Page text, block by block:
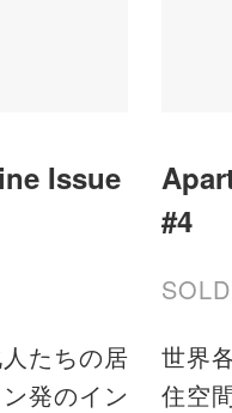
Issue
たちの居
発のイン
#4
世界
住空